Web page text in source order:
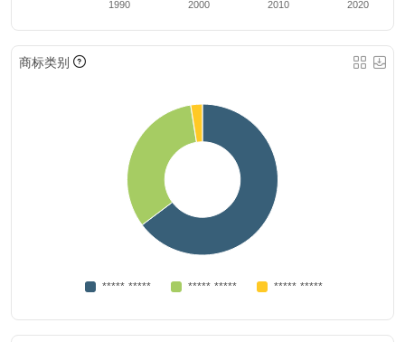
1990 2000 2010 2020
商标类别
***** ***** ***** ***** ***** *****